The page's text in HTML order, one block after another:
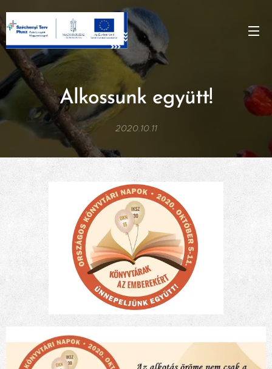
Alkossunk együtt!
2020.10.11